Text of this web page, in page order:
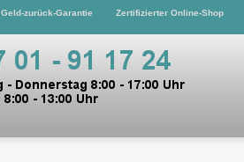
Geld-zurück-Garantie Zertifizierter Online-Shop